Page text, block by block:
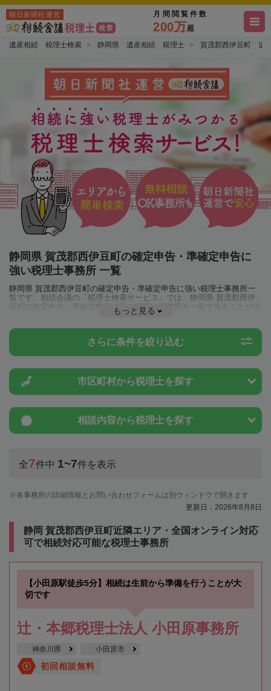
朝日新聞社運営 月間閲覧件数
200万超
遺産相続 税理士検索 静岡県 遺産相続 税理士 賀茂郡西伊豆町 遺
静岡県 賀茂郡西伊豆町の確定申告・準確定申告に
強い税理士事務所 一覧
静岡県 賀茂郡西伊豆町の確定申告・準確定申告に強い税理士事務所一
覧です。相続会議の「税理士検索サービス」では、静岡県 賀茂郡西伊
豆町の確定申告・準確定申告に強い税理士事務所を一覧で見ることが出
来ます。相続に関する税金や特例制度のことは一度近隣の税理士に相談
もっと見る
さらに条件を絞り込む
市区町村から税理士を探す
相談内容から税理士を探す
全7件中 1~7件を表示
各事務所の詳細情報とお問い合わせフォームは別ウィンドウで開きます
更新日：2026年8月8日
静岡 賀茂郡西伊豆町近隣エリア・全国オンライン対応
可で相続対応可能な税理士事務所
【小田原駅徒歩5分】相続は生前から準備を行うことが大
切です
辻・本郷税理士法人 小田原事務所
神奈川県 小田原市
初回相談無料